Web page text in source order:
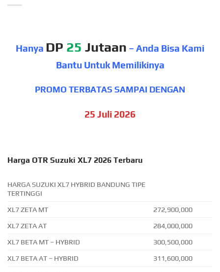
Hanya DP 25 Jutaan – Anda Bisa Kami
Bantu Untuk Memilikinya
PROMO TERBATAS SAMPAI DENGAN
25 Juli 2026
Harga OTR Suzuki XL7 2026 Terbaru
HARGA SUZUKI XL7 HYBRID BANDUNG TIPE
TERTINGGI
XL7 ZETA MT 272,900,000
XL7 ZETA AT 284,000,000
XL7 BETA MT – HYBRID 300,500,000
XL7 BETA AT – HYBRID 311,600,000